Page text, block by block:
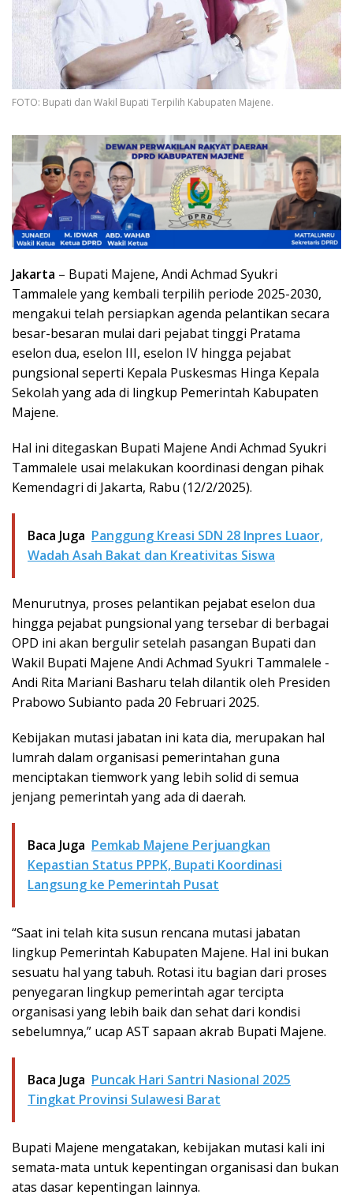
FOTO: Bupati dan Wakil Bupati Terpilih Kabupaten Majene.
Jakarta – Bupati Majene, Andi Achmad Syukri
Tammalele yang kembali terpilih periode 2025-2030,
mengakui telah persiapkan agenda pelantikan secara
besar-besaran mulai dari pejabat tinggi Pratama
eselon dua, eselon III, eselon IV hingga pejabat
pungsional seperti Kepala Puskesmas Hinga Kepala
Sekolah yang ada di lingkup Pemerintah Kabupaten
Majene.
Hal ini ditegaskan Bupati Majene Andi Achmad Syukri
Tammalele usai melakukan koordinasi dengan pihak
Kemendagri di Jakarta, Rabu (12/2/2025).
Baca Juga Panggung Kreasi SDN 28 Inpres Luaor,
Wadah Asah Bakat dan Kreativitas Siswa
Menurutnya, proses pelantikan pejabat eselon dua
hingga pejabat pungsional yang tersebar di berbagai
OPD ini akan bergulir setelah pasangan Bupati dan
Wakil Bupati Majene Andi Achmad Syukri Tammalele -
Andi Rita Mariani Basharu telah dilantik oleh Presiden
Prabowo Subianto pada 20 Februari 2025.
Kebijakan mutasi jabatan ini kata dia, merupakan hal
lumrah dalam organisasi pemerintahan guna
menciptakan tiemwork yang lebih solid di semua
jenjang pemerintah yang ada di daerah.
Baca Juga Pemkab Majene Perjuangkan
Kepastian Status PPPK, Bupati Koordinasi
Langsung ke Pemerintah Pusat
“Saat ini telah kita susun rencana mutasi jabatan
lingkup Pemerintah Kabupaten Majene. Hal ini bukan
sesuatu hal yang tabuh. Rotasi itu bagian dari proses
penyegaran lingkup pemerintah agar tercipta
organisasi yang lebih baik dan sehat dari kondisi
sebelumnya,” ucap AST sapaan akrab Bupati Majene.
Baca Juga Puncak Hari Santri Nasional 2025
Tingkat Provinsi Sulawesi Barat
Bupati Majene mengatakan, kebijakan mutasi kali ini
semata-mata untuk kepentingan organisasi dan bukan
atas dasar kepentingan lainnya.